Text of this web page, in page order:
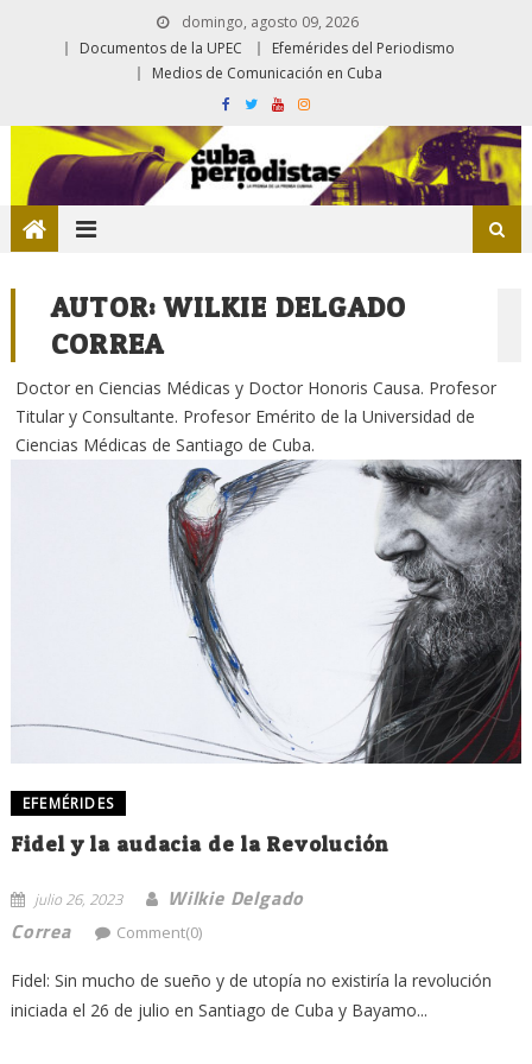
domingo, agosto 09, 2026
Documentos de la UPEC
Efemérides del Periodismo
Medios de Comunicación en Cuba
AUTOR:WILKIE DELGADO
CORREA
Doctor en Ciencias Médicas y Doctor Honoris Causa. Profesor
Titular y Consultante. Profesor Emérito de la Universidad de
Ciencias Médicas de Santiago de Cuba.
EFEMÉRIDES
Fidel y la audacia de la Revolución
julio 26, 2023
Wilkie Delgado
Correa
Comment(0)
Fidel: Sin mucho de sueño y de utopía no existiría la revolución
iniciada el 26 de julio en Santiago de Cuba y Bayamo...